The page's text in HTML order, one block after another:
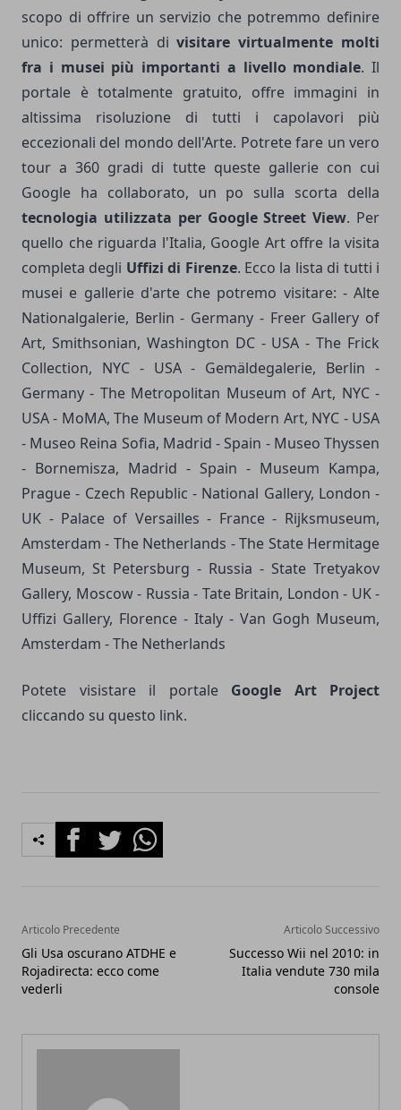
scopo di offrire un servizio che potremmo definire
unico: permetterà divisitare virtualmente molti
fra i musei più importanti a livello mondiale. Il
portale è totalmente gratuito, offre immagini in
altissima risoluzione di tutti i capolavori più
eccezionali del mondo dell'Arte. Potrete fare un vero
tour a 360 gradi di tutte queste gallerie con cui
Google ha collaborato, un po sulla scorta della
tecnologia utilizzata per Google Street View. Per
quello che riguarda l'Italia, Google Art offre la visita
completa degli Uffizi di Firenze. Ecco la lista di tutti i
musei e gallerie d'arte che potremo visitare: - Alte
Nationalgalerie, Berlin - Germany - Freer Gallery of
Art, Smithsonian, Washington DC - USA - The Frick
Collection, NYC - USA - Gemäldegalerie, Berlin -
Germany - The Metropolitan Museum of Art, NYC -
USA - MoMA, The Museum of Modern Art, NYC - USA
- Museo Reina Sofia, Madrid - Spain - Museo Thyssen
- Bornemisza, Madrid - Spain - Museum Kampa,
Prague - Czech Republic - National Gallery, London -
UK - Palace of Versailles - France - Rijksmuseum,
Amsterdam - The Netherlands - The State Hermitage
Museum, St Petersburg - Russia - State Tretyakov
Gallery, Moscow - Russia - Tate Britain, London - UK -
Uffizi Gallery, Florence - Italy - Van Gogh Museum,
Amsterdam - The Netherlands
Potete visistare il portale Google Art Project
cliccando su questo link.
FacebookTwitterWhatsapp
Articolo Precedente
Gli Usa oscurano ATDHE e
Rojadirecta: ecco come
vederli
Articolo Successivo
Successo Wii nel 2010: in
Italia vendute 730 mila
console